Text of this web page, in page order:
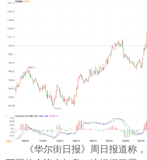
《华尔街日报》周日报道称